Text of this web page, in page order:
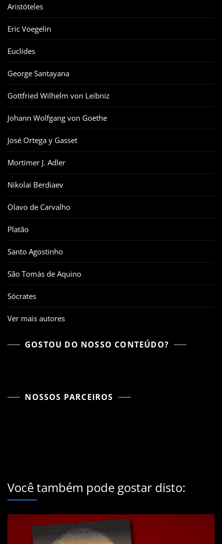
Aristóteles
Eric Voegelin
Euclides
George Santayana
Gottfried Wilhelm von Leibniz
Johann Wolfgang von Goethe
José Ortega y Gasset
Mortimer J. Adler
Nikolai Berdiaev
Olavo de Carvalho
Platão
Santo Agostinho
São Tomás de Aquino
Sócrates
Ver mais autores
GOSTOU DO NOSSO CONTEÚDO?
NOSSOS PARCEIROS
Você também pode gostar disto: